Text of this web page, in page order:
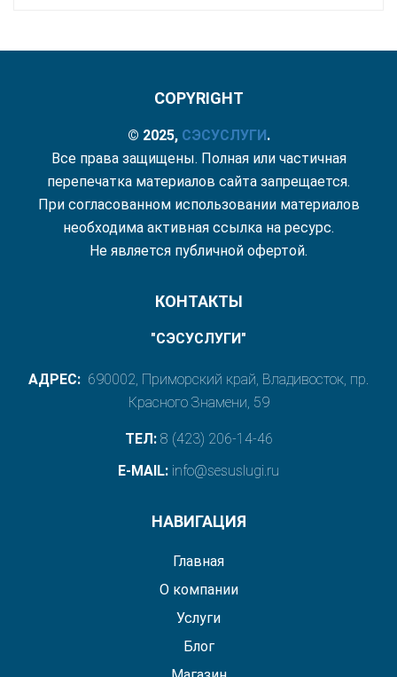
COPYRIGHT
© 2025, СЭСУСЛУГИ .
Все права защищены. Полная или частичная
перепечатка материалов сайта запрещается.
При согласованном использовании материалов
необходима активная ссылка на ресурс.
Не является публичной офертой.
КОНТАКТЫ
"СЭСУСЛУГИ"
АДРЕС: 690002, Приморский край, Владивосток, пр.
Красного Знамени, 59
ТЕЛ: 8 (423) 206-14-46
E-MAIL: info@sesuslugi.ru
НАВИГАЦИЯ
Главная
О компании
Услуги
Блог